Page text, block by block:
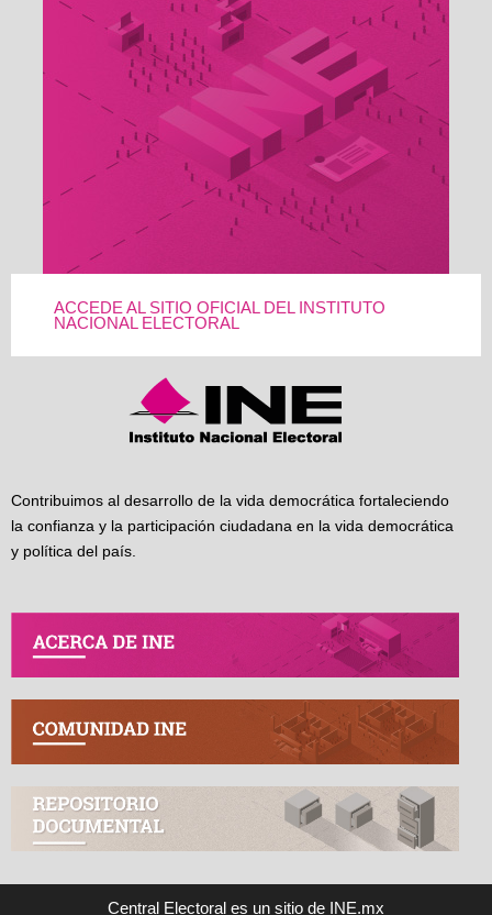
ACCEDE AL SITIO OFICIAL DEL INSTITUTO
NACIONAL ELECTORAL
Contribuimos al desarrollo de la vida democrática fortaleciendo
la confianza y la participación ciudadana en la vida democrática
y política del país.
Central Electoral es un sitio de INE.mx